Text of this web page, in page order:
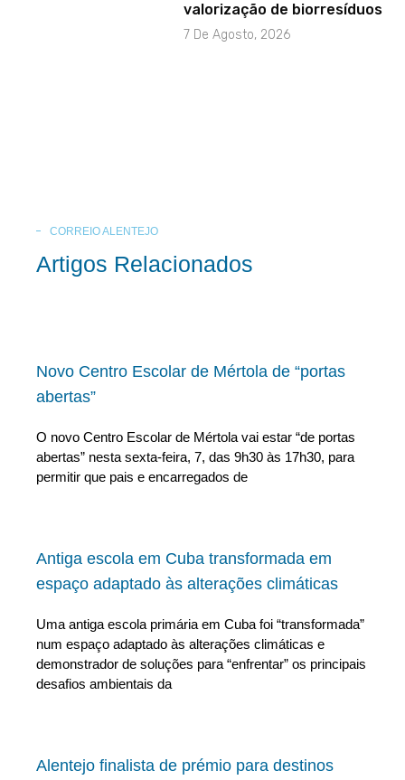
valorização de biorresíduos
7 De Agosto, 2026
CORREIO ALENTEJO
Artigos Relacionados
Novo Centro Escolar de Mértola de “portas
abertas”
O novo Centro Escolar de Mértola vai estar “de portas
abertas” nesta sexta-feira, 7, das 9h30 às 17h30, para
permitir que pais e encarregados de
Antiga escola em Cuba transformada em
espaço adaptado às alterações climáticas
Uma antiga escola primária em Cuba foi “transformada”
num espaço adaptado às alterações climáticas e
demonstrador de soluções para “enfrentar” os principais
desafios ambientais da
Alentejo finalista de prémio para destinos